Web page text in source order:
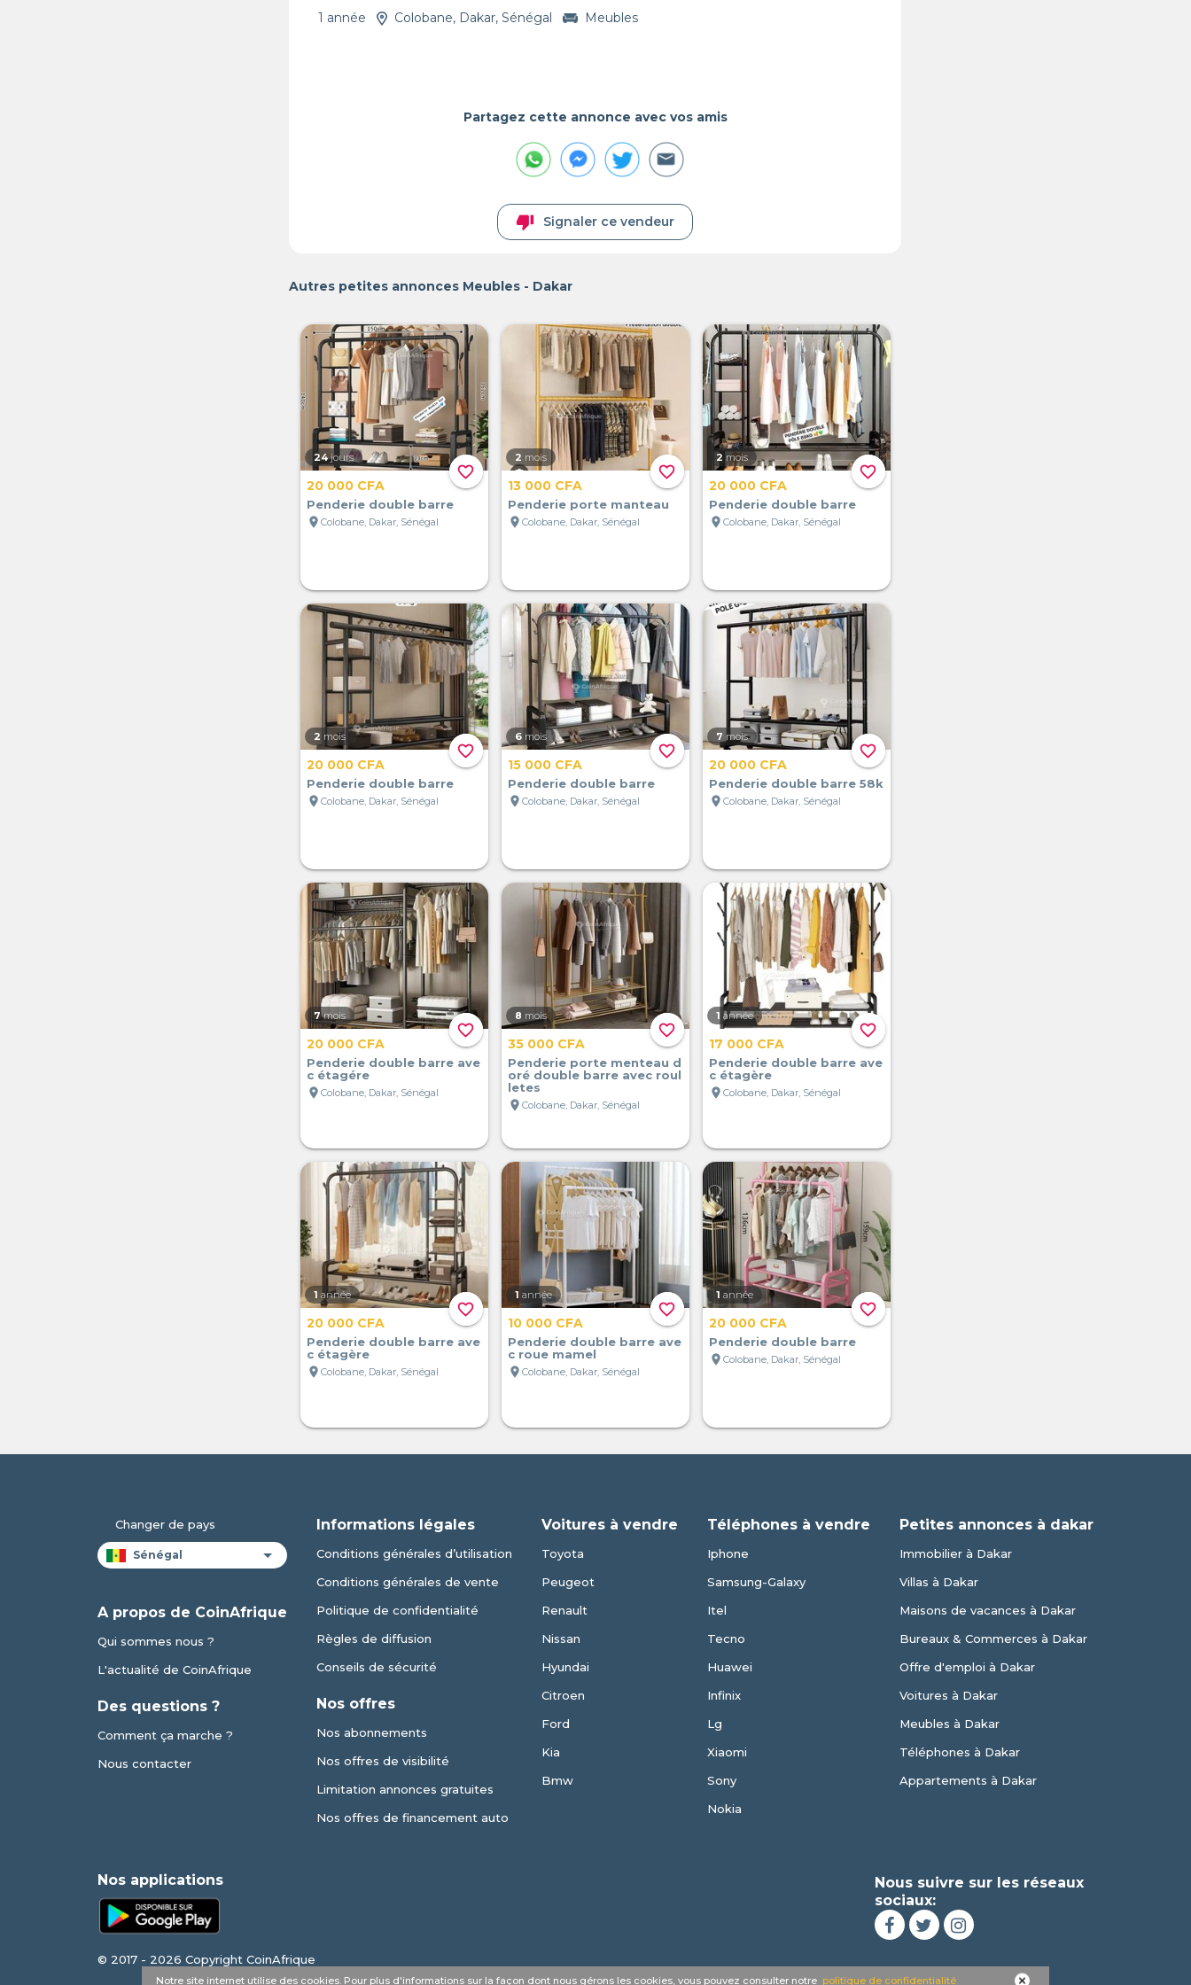
1 année Colobane, Dakar, Sénégal Meubles
Partagez cette annonce avec vos amis
thumb_down Signaler ce vendeur
Autres petites annonces Meubles - Dakar
favorite_border
24 jours
20 000 CFA
Penderie double barre
location_on Colobane, Dakar, Sénégal
favorite_border
2 mois
13 000 CFA
Penderie porte manteau
location_on Colobane, Dakar, Sénégal
favorite_border
2 mois
20 000 CFA
Penderie double barre
location_on Colobane, Dakar, Sénégal
favorite_border
2 mois
20 000 CFA
Penderie double barre
location_on Colobane, Dakar, Sénégal
favorite_border
6 mois
15 000 CFA
Penderie double barre
location_on Colobane, Dakar, Sénégal
favorite_border
7 mois
20 000 CFA
Penderie double barre 58k
location_on Colobane, Dakar, Sénégal
favorite_border
7 mois
20 000 CFA
Penderie double barre ave
c étagére
location_on Colobane, Dakar, Sénégal
favorite_border
8 mois
35 000 CFA
Penderie porte menteau d
oré double barre avec roul
letes
location_on Colobane, Dakar, Sénégal
favorite_border
1 année
17 000 CFA
Penderie double barre ave
c étagère
location_on Colobane, Dakar, Sénégal
favorite_border
1 année
20 000 CFA
Penderie double barre ave
c étagère
location_on Colobane, Dakar, Sénégal
favorite_border
1 année
10 000 CFA
Penderie double barre ave
c roue mamel
location_on Colobane, Dakar, Sénégal
favorite_border
1 année
20 000 CFA
Penderie double barre
location_on Colobane, Dakar, Sénégal
Notre site internet utilise des cookies. Pour plus d'informations sur la façon dont nous gérons les cookies, vous pouvez consulter notre politique de confidentialité
Changer de pays
A propos de CoinAfrique
Qui sommes nous ?
L'actualité de CoinAfrique
Des questions ?
Comment ça marche ?
Nous contacter
Informations légales
Conditions générales d’utilisation
Conditions générales de vente
Politique de confidentialité
Règles de diffusion
Conseils de sécurité
Nos offres
Nos abonnements
Nos offres de visibilité
Limitation annonces gratuites
Nos offres de financement auto
Voitures à vendre
Toyota
Peugeot
Renault
Nissan
Hyundai
Citroen
Ford
Kia
Bmw
Téléphones à vendre
Iphone
Samsung-Galaxy
Itel
Tecno
Huawei
Infinix
Lg
Xiaomi
Sony
Nokia
Petites annonces à dakar
Immobilier à Dakar
Villas à Dakar
Maisons de vacances à Dakar
Bureaux & Commerces à Dakar
Offre d'emploi à Dakar
Voitures à Dakar
Meubles à Dakar
Téléphones à Dakar
Appartements à Dakar
Nos applications
Nous suivre sur les réseaux
sociaux:
© 2017 - 2026 Copyright CoinAfrique